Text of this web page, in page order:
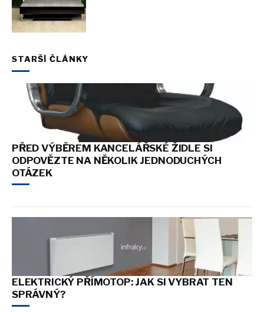
STARŠÍ ČLÁNKY
PŘED VÝBĚREM KANCELÁŘSKÉ ŽIDLE SI
ODPOVĚZTE NA NĚKOLIK JEDNODUCHÝCH
OTÁZEK
ELEKTRICKÝ PŘÍMOTOP: JAK SI VYBRAT TEN
SPRÁVNÝ?